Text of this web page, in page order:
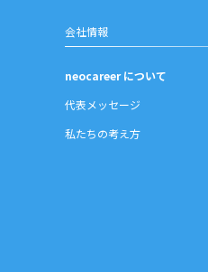
会社情報
neocareer について
代表メッセージ
私たちの考え方